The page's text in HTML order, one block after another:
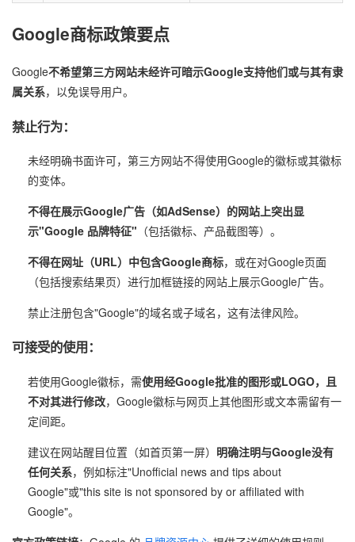
Google商标政策要点
Google不希望第三方网站未经许可暗示Google支持他们或与其有隶
属关系，以免误导用户。
禁止行为：
未经明确书面许可，第三方网站不得使用Google的徽标或其徽标
的变体。
不得在展示Google广告（如AdSense）的网站上突出显
示"Google 品牌特征" （包括徽标、产品截图等）。
不得在网址（URL）中包含Google商标，或在对Google页面
（包括搜索结果页）进行加框链接的网站上展示Google广告。
禁止注册包含"Google"的域名或子域名，这有法律风险。
可接受的使用：
若使用Google徽标，需使用经Google批准的图形或LOGO，且
不对其进行修改，Google徽标与网页上其他图形或文本需留有一
定间距。
建议在网站醒目位置（如首页第一屏） 明确注明与Google没有
任何关系，例如标注"Unofficial news and tips about
Google"或"this site is not sponsored by or affiliated with
Google"。